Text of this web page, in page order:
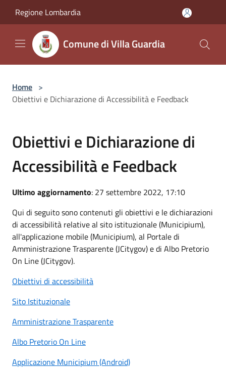
Regione Lombardia
Comune di Villa Guardia
Home >
Obiettivi e Dichiarazione di Accessibilità e Feedback
Obiettivi e Dichiarazione di
Accessibilità e Feedback
Ultimo aggiornamento: 27 settembre 2022, 17:10
Qui di seguito sono contenuti gli obiettivi e le dichiarazioni
di accessibilità relative al sito istituzionale (Municipium),
all'applicazione mobile (Municipium), al Portale di
Amministrazione Trasparente (JCitygov) e di Albo Pretorio
On Line (JCitygov).
Obiettivi di accessibilità
Sito Istituzionale
Amministrazione Trasparente
Albo Pretorio On Line
Applicazione Municipium (Android)